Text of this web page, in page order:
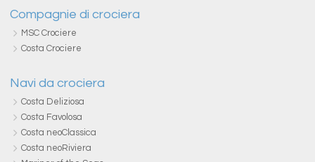
Compagnie di crociera
MSC Crociere
Costa Crociere
Navi da crociera
Costa Deliziosa
Costa Favolosa
Costa neoClassica
Costa neoRiviera